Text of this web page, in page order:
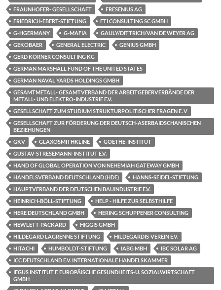
FRAUNHOFER- GESELLSCHAFT
FRESENIUS AG
FRIEDRICH-EBERT-STIFTUNG
FTI CONSULTING SC GMBH
G-HGERMANY
G-MAFIA
GAULY/DITTRICH/VAN DE WEYER AG
GEKOBAER
GENERAL ELECTRIC
GENIUS GMBH
GERD KÖRNER CONSULTING KG
GERMAN MARSHALL FUND OF THE UNITED STATES
GERMAN NAVAL YARDS HOLDINGS GMBH
GESAMTMETALL- GESAMTVERBAND DER ARBEITGEBERVERBÄNDE DER
METALL- UND ELEKTRO-INDUSTRIE E.V.
GESELLSCHAFT ZUM STUDIUM STRUKTURPOLITISCHER FRAGEN E. V
GESELLSCHAFT ZUR FÖRDERUNG DER DEUTSCH-ASERBAIDSCHANISCHEN
BEZIEHUNGEN
GKV
GLAXOSMITHKLINE
GOETHE-INSTITUT
GUSTAV-STRESEMANN-INSTITUT E.V.
HAND OF GLOBAL OPERATION VON NEHEMIAH GATEWAY GMBH
HANDELSVERBAND DEUTSCHLAND (HDE)
HANNS-SEIDEL-STIFTUNG
HAUPTVERBAND DER DEUTSCHEN BAUINDUSTRIE E.V.
HEINRICH-BÖLL-STIFTUNG
HELP - HILFE ZUR SELBSTHILFE
HERE DEUTSCHLAND GMBH
HERING SCHUPPENER CONSULTING
HEWLETT-PACKARD
HIGGIS GMBH
HILDEGARD LAGRENNE STIFTUNG
HILDEGARDIS-VEREIN E.V.
HITACHI
HUMBOLDT-STIFTUNG IABG MBH
IBC SOLAR AG
ICC DEUTSCHLAND E.V. INTERNATIONALE HANDELSKAMMER
IEGUS INSTITUT F. EUROPÄISCHE GESUNDHEITS-U. SOZIALWIRTSCHAFT
GMBH